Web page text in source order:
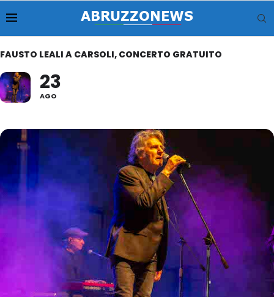
FAUSTO LEALI A CARSOLI, CONCERTO GRATUITO
23
AGO